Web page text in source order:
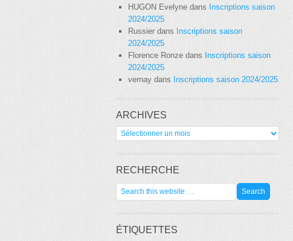
HUGON Evelyne dans
Inscriptions saison
2024/2025
Russier dans Inscriptions saison
2024/2025
Florence Ronze dans Inscriptions saison
2024/2025
vernay dans Inscriptions saison 2024/2025
ARCHIVES
Archives
RECHERCHE
ÉTIQUETTES